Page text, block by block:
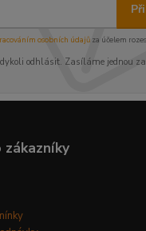
osobních údajůza účelem
odhlásit. Zasíláme jednou